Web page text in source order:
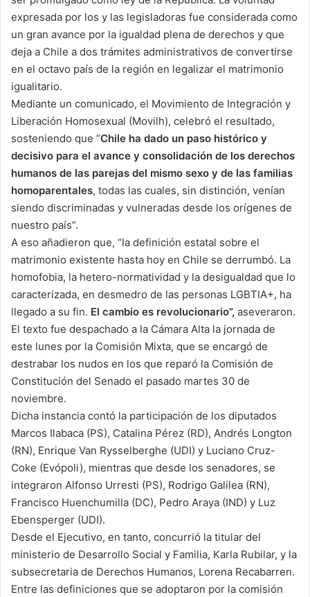
expresada por los y las legisladoras fue considerada como
un gran avance por la igualdad plena de derechos y que
deja a Chile a dos trámites administrativos de convertirse
en el octavo país de la región en legalizar el matrimonio
igualitario.
Mediante un comunicado, el Movimiento de Integración y
Liberación Homosexual (Movilh), celebró el resultado,
sosteniendo que “Chile ha dado un paso histórico y
decisivo para el avance y consolidación de los derechos
humanos de las parejas del mismo sexo y de las familias
homoparentales, todas las cuales, sin distinción, venían
siendo discriminadas y vulneradas desde los orígenes de
nuestro país”.
A eso añadieron que, “la definición estatal sobre el
matrimonio existente hasta hoy en Chile se derrumbó. La
homofobia, la hetero-normatividad y la desigualdad que lo
caracterizada, en desmedro de las personas LGBTIA+, ha
llegado a su fin. El cambio es revolucionario”, aseveraron.
El texto fue despachado a la Cámara Alta la jornada de
este lunes por la Comisión Mixta, que se encargó de
destrabar los nudos en los que reparó la Comisión de
Constitución del Senado el pasado martes 30 de
noviembre.
Dicha instancia contó la participación de los diputados
Marcos Ilabaca (PS), Catalina Pérez (RD), Andrés Longton
(RN), Enrique Van Rysselberghe (UDI) y Luciano Cruz-
Coke (Evópoli), mientras que desde los senadores, se
integraron Alfonso Urresti (PS), Rodrigo Galilea (RN),
Francisco Huenchumilla (DC), Pedro Araya (IND) y Luz
Ebensperger (UDI).
Desde el Ejecutivo, en tanto, concurrió la titular del
ministerio de Desarrollo Social y Familia, Karla Rubilar, y la
subsecretaria de Derechos Humanos, Lorena Recabarren.
Entre las definiciones que se adoptaron por la comisión